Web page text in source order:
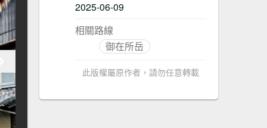
2025-06-09
相關路線
御在所岳
此版權屬原作者，請勿任意轉載